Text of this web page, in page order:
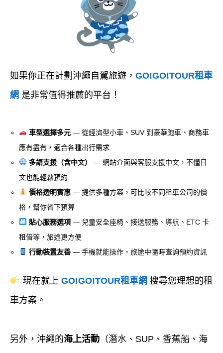
如果你正在計劃沖繩自駕旅遊， GO!GO!TOUR租車
網 是非常值得推薦的平台！
車型選擇多元 — 從經濟型小車、SUV 到豪華跑車、商務車
應有盡有，適合各種出行需求
多語支援（含中文）
— 網站介面與客服支援中文，不懂日
文也能輕鬆預約
價格透明實惠 — 提供多種方案，可比較不同租車公司的價
格，幫你省下預算
貼心服務選項 — 兒童安全座椅、接送服務、導航、ETC 卡
租借等，旅途更方便
行動裝置友善 — 手機就能操作，旅途中隨時查詢預約資訊
現在就上 GO!GO!TOUR租車網 搜尋您理想的租
車方案。
另外，沖繩的海上活動 （潛水、SUP、香蕉船、海